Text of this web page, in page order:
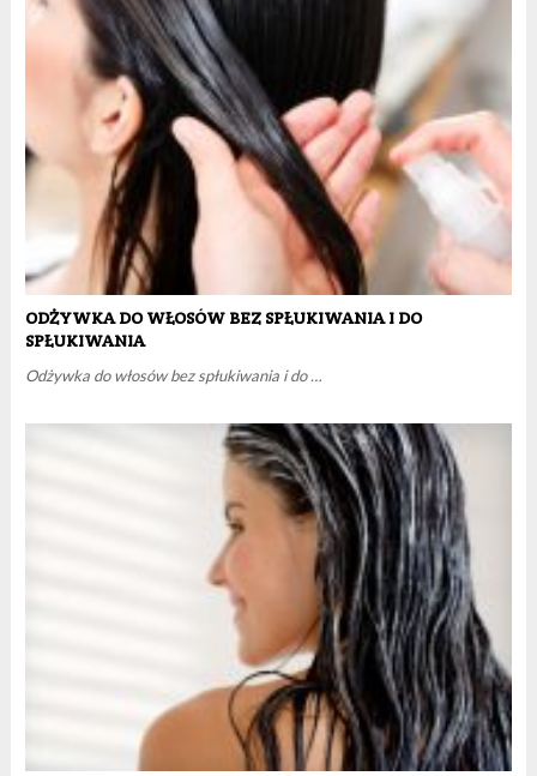
ODŻYWKA DO WŁOSÓW BEZ SPŁUKIWANIA I DO
SPŁUKIWANIA
Odżywka do włosów bez spłukiwania i do …